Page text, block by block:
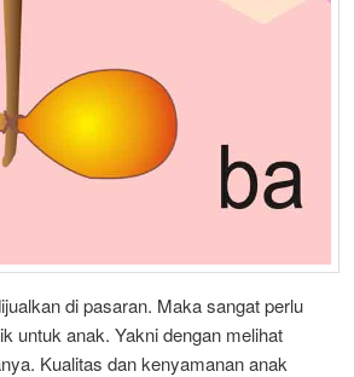
di pasaran. Maka sangat perlu
untuk anak. Yakni dengan melihat
Kualitas dan kenyamanan anak